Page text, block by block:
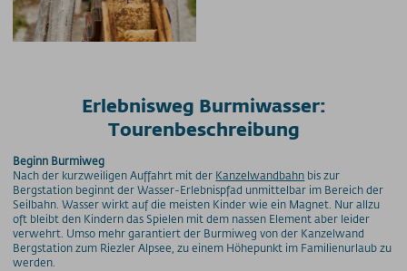
Erlebnisweg Burmiwasser:
Tourenbeschreibung
Beginn Burmiweg
Nach der kurzweiligen Auffahrt mit der Kanzelwandbahn bis zur
Bergstation beginnt der Wasser-Erlebnispfad unmittelbar im Bereich der
Seilbahn. Wasser wirkt auf die meisten Kinder wie ein Magnet. Nur allzu
oft bleibt den Kindern das Spielen mit dem nassen Element aber leider
verwehrt. Umso mehr garantiert der Burmiweg von der Kanzelwand
Bergstation zum Riezler Alpsee, zu einem Höhepunkt im Familienurlaub zu
werden.